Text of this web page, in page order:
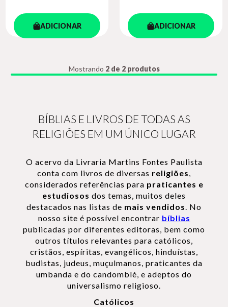
ADICIONAR ADICIONAR
Mostrando 2 de 2 produtos
BÍBLIAS E LIVROS DE TODAS AS
RELIGIÕES EM UM ÚNICO LUGAR
O acervo da Livraria Martins Fontes Paulista
conta com livros de diversas religiões,
considerados referências para praticantes e
estudiosos dos temas, muitos deles
destacados nas listas de mais vendidos. No
nosso site é possível encontrar bíblias
publicadas por diferentes editoras, bem como
outros títulos relevantes para católicos,
cristãos, espíritas, evangélicos, hinduístas,
budistas, judeus, muçulmanos, praticantes da
umbanda e do candomblé, e adeptos do
universalismo religioso.
Católicos